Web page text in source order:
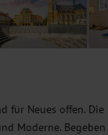
für Neues offen.
Moderne.